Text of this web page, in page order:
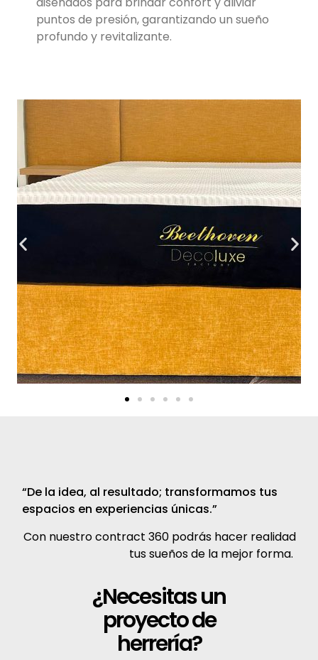
puntos de presión, garantizando un sueño
profundo y revitalizante.
“De la idea, al resultado; transformamos tus
espacios en experiencias únicas.”
Con nuestro contract 360 podrás hacer realidad
tus sueños de la mejor forma.
¿Necesitas un
proyecto de
herrería?